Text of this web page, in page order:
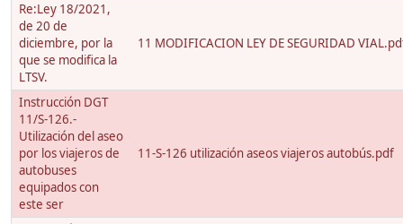
Re:Ley 18/2021,
de 20 de
diciembre, por la
que se modifica la
LTSV.
11 MODIFICACION LEY DE SEGURIDAD
Instrucción DGT
11/S-126.-
Utilización del aseo
por los viajeros de
autobuses
equipados con
este ser
11-S-126 utilización aseos viajeros autobús.pdf